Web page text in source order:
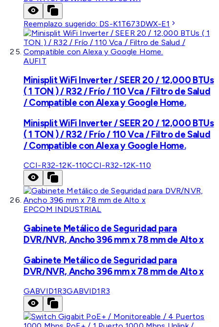
Reemplazo sugerido: DS-K1T673DWX-E1
AUFIT
Minisplit WiFi Inverter / SEER 20 / 12,000 BTUs
( 1 TON ) / R32 / Frío / 110 Vca / Filtro de Salud
/ Compatible con Alexa y Google Home.
Minisplit WiFi Inverter / SEER 20 / 12,000 BTUs
( 1 TON ) / R32 / Frío / 110 Vca / Filtro de Salud
/ Compatible con Alexa y Google Home.
CCI-R32-12K-110CCI-R32-12K-110
EPCOM INDUSTRIAL
Gabinete Metálico de Seguridad para
DVR/NVR, Ancho 396 mm x 78 mm de Alto x
Gabinete Metálico de Seguridad para
DVR/NVR, Ancho 396 mm x 78 mm de Alto x
GABVID1R3GABVID1R3